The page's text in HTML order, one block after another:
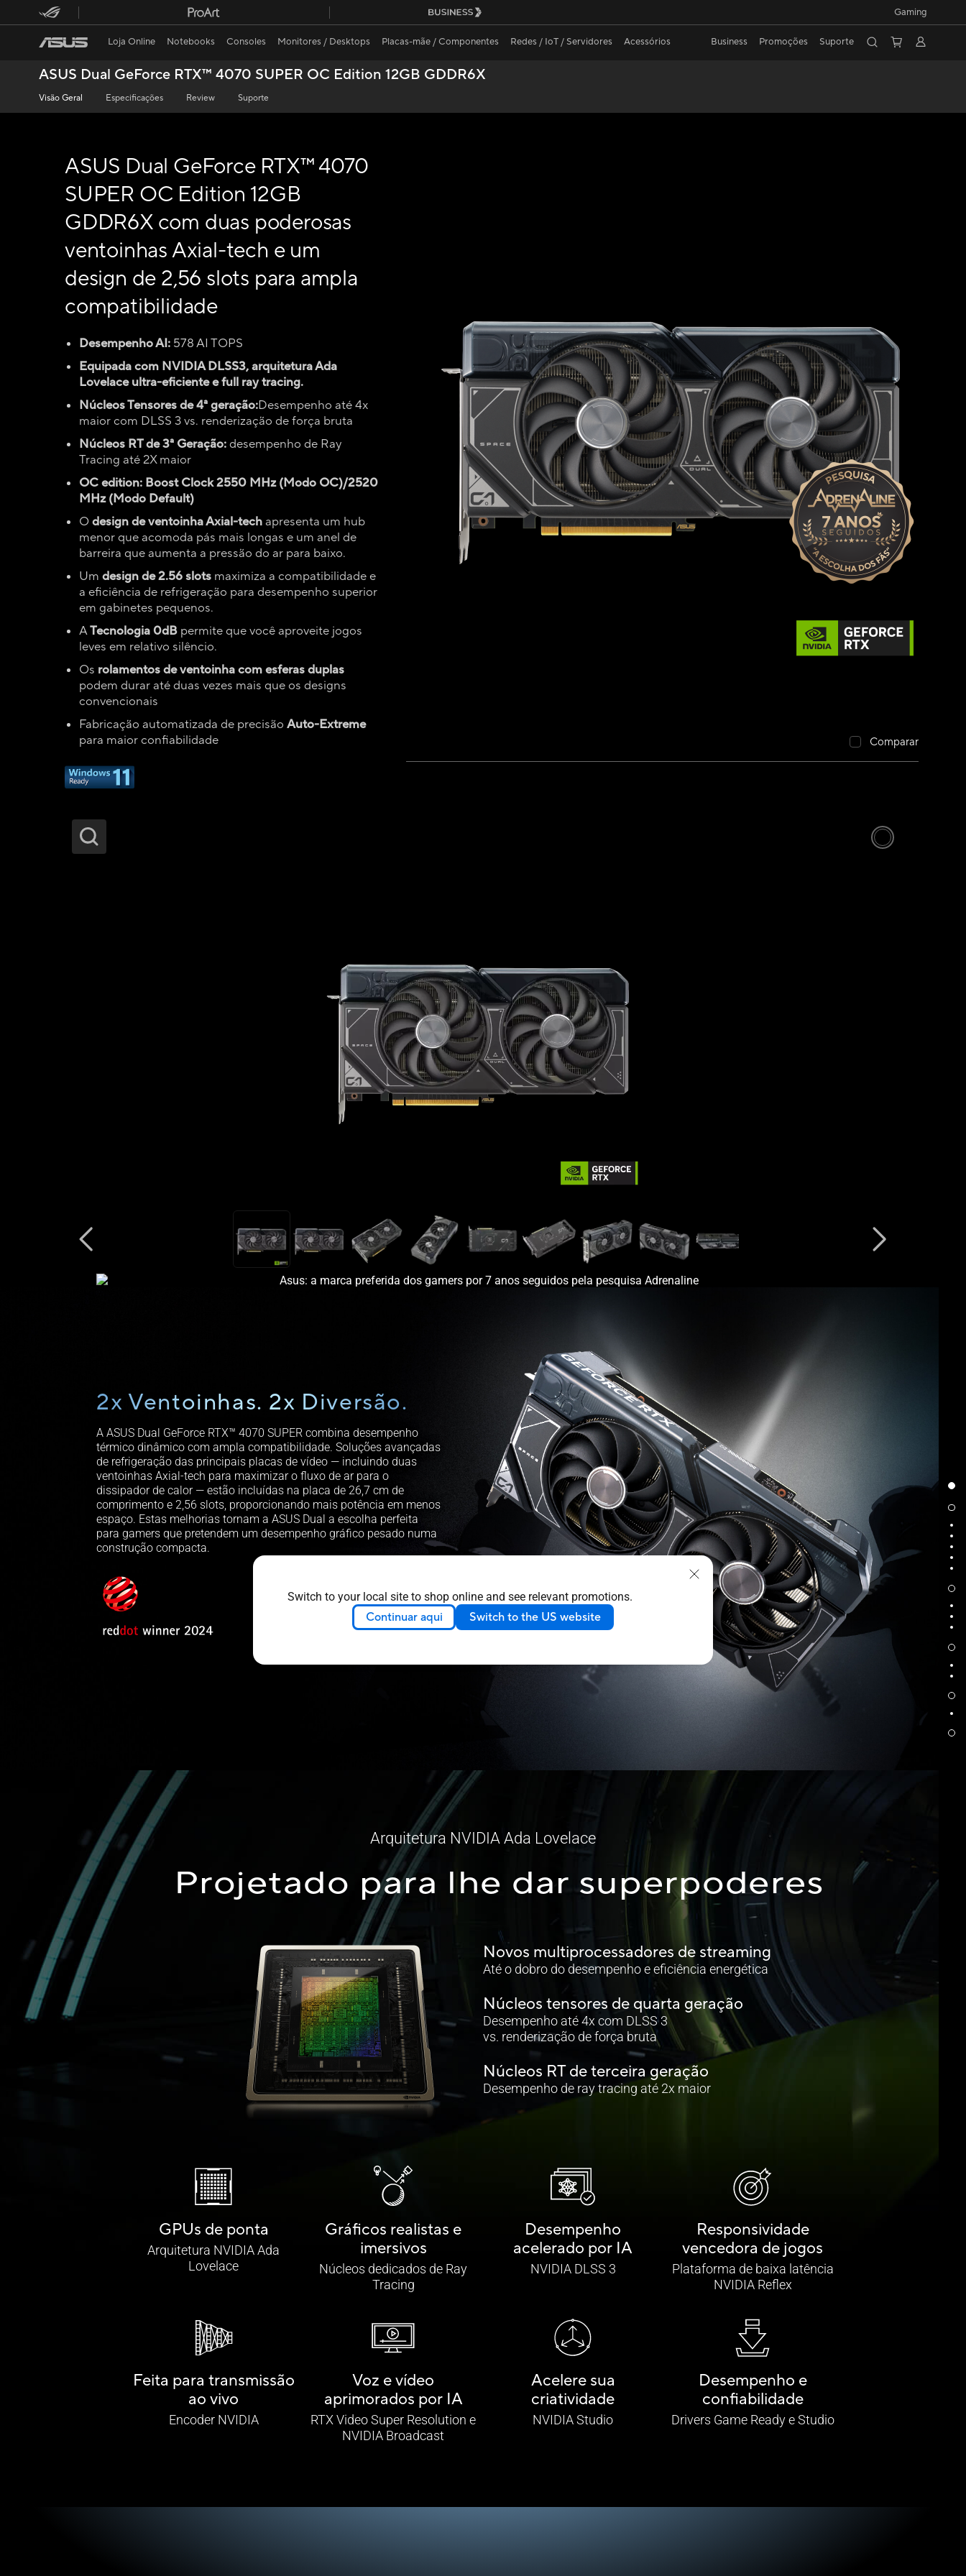
Switch to your local site to shop online and see relevant promotions.
Continuar aqui Switch to the US website
Gaming
Loja Online Notebooks Consoles Monitores / Desktops Placas-mãe / Componentes Redes / IoT / Servidores Acessórios Business Promoções Suporte
ASUS Dual GeForce RTX™ 4070 SUPER OC Edition 12GB GDDR6X
Visão Geral Especificações Review Suporte
ASUS Dual GeForce RTX™ 4070
SUPER OC Edition 12GB
GDDR6X com duas poderosas
ventoinhas Axial-tech e um
design de 2,56 slots para ampla
compatibilidade
Desempenho AI: 578 AI TOPS
Equipada com NVIDIA DLSS3, arquitetura Ada
Lovelace ultra-eficiente e full ray tracing.
Núcleos Tensores de 4ª geração:Desempenho até 4x
maior com DLSS 3 vs. renderização de força bruta
Núcleos RT de 3ª Geração:desempenho de Ray
Tracing até 2X maior
OC edition: Boost Clock 2550 MHz (Modo OC)/2520
MHz (Modo Default)
Odesign de ventoinha Axial-techapresenta um hub
menor que acomoda pás mais longas e um anel de
barreira que aumenta a pressão do ar para baixo.
Um design de 2.56 slots maximiza a compatibilidade e
a eficiência de refrigeração para desempenho superior
em gabinetes pequenos.
ATecnologia 0dB permite que você aproveite jogos
leves em relativo silêncio.
Os rolamentos de ventoinha com esferas duplas
podem durar até duas vezes mais que os designs
convencionais
Fabricação automatizada de precisão Auto-Extreme
para maior confiabilidade
Comparar
Design de ventoinha Axial-tech
Rolamentos de Ventoinha com Esferas Duplas
Design 2.56 slots
Tecnologia Auto-Extreme
Suporte de Aço Inoxidável
2x Ventoinhas. 2x Diversão.
A ASUS Dual GeForce RTX™ 4070 SUPER combina desempenho
térmico dinâmico com ampla compatibilidade. Soluções avançadas
de refrigeração das principais placas de vídeo — incluindo duas
ventoinhas Axial-tech para maximizar o fluxo de ar para o
dissipador de calor — estão incluídas na placa de 26,7 cm de
comprimento e 2,56 slots, proporcionando mais potência em menos
espaço. Estas melhorias tornam a ASUS Dual a escolha perfeita
para gamers que pretendem um desempenho gráfico pesado numa
construção compacta.
Arquitetura NVIDIA Ada Lovelace
Projetado para lhe dar superpoderes
Novos multiprocessadores de streaming
Até o dobro do desempenho e eficiência energética
Núcleos tensores de quarta geração
Desempenho até 4x com DLSS 3
vs. renderização de força bruta
Núcleos RT de terceira geração
Desempenho de ray tracing até 2x maior
GPUs de ponta
Arquitetura NVIDIA Ada
Lovelace
Gráficos realistas e
imersivos
Núcleos dedicados de Ray
Tracing
Desempenho
acelerado por IA
NVIDIA DLSS 3
Responsividade
vencedora de jogos
Plataforma de baixa latência
NVIDIA Reflex
Feita para transmissão
ao vivo
Encoder NVIDIA
Voz e vídeo
aprimorados por IA
RTX Video Super Resolution e
NVIDIA Broadcast
Acelere sua
criatividade
NVIDIA Studio
Desempenho e
confiabilidade
Drivers Game Ready e Studio